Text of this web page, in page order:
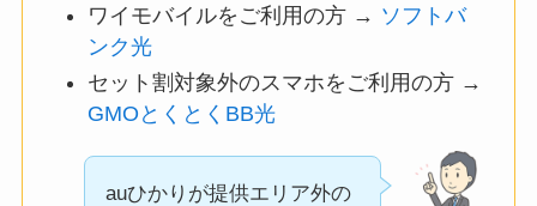
ワイモバイルをご利用の方 → ソフトバ
ンク光
セット割対象外のスマホをご利用の方 →
GMOとくとくBB光
auひかりが提供エリア外の